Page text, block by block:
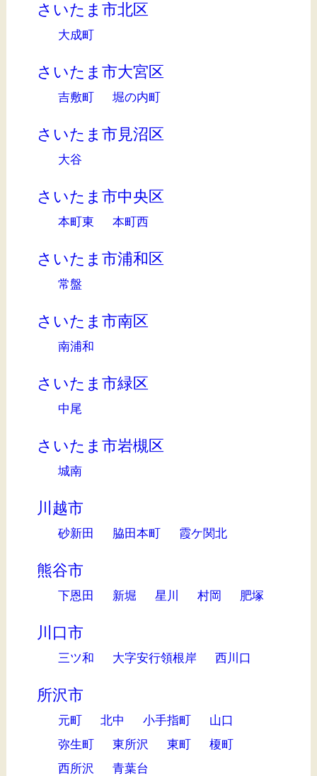
さいたま市北区
大成町
さいたま市大宮区
吉敷町 堀の内町
さいたま市見沼区
大谷
さいたま市中央区
本町東 本町西
さいたま市浦和区
常盤
さいたま市南区
南浦和
さいたま市緑区
中尾
さいたま市岩槻区
城南
川越市
砂新田 脇田本町 霞ケ関北
熊谷市
下恩田 新堀 星川 村岡 肥塚
川口市
三ツ和 大字安行領根岸 西川口
所沢市
元町 北中 小手指町
山口
弥生町
東所沢 東町
榎町
西所沢
青葉台